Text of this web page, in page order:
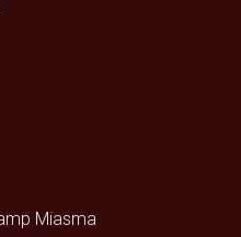
Miasma